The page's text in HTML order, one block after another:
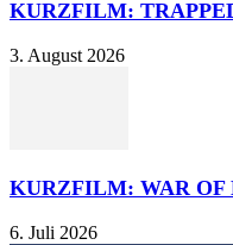
KURZFILM:
3. August 2026
KURZFILM: WAR OF
6. Juli 2026